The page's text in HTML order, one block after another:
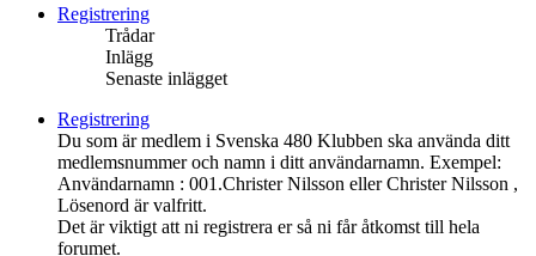
Registrering
Trådar
Inlägg
Senaste inlägget
Registrering
Du som är medlem i Svenska 480 Klubben ska använda ditt
medlemsnummer och namn i ditt användarnamn. Exempel:
Användarnamn : 001.Christer Nilsson eller Christer Nilsson ,
Lösenord är valfritt.
Det är viktigt att ni registrera er så ni får åtkomst till hela
forumet.